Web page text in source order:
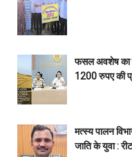
फसल अवशेष का
1200 रुपए की
मत्स्य पालन
जाति के युवा :